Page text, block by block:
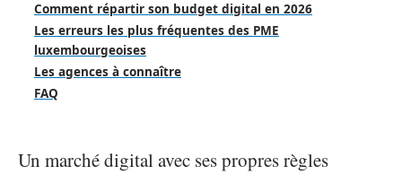
Comment répartir son budget digital en 2026
Les erreurs les plus fréquentes des PME
luxembourgeoises
Les agences à connaître
FAQ
Un marché digital avec ses propres règles